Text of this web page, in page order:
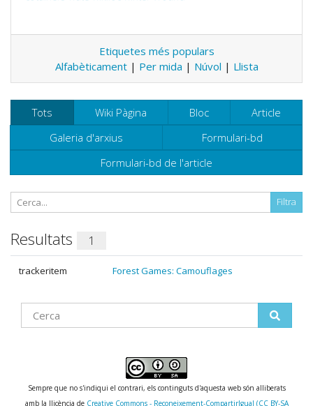
Etiquetes més populars
Alfabèticament| Per mida | Núvol | Llista
Tots Wiki Pàgina Bloc
Article
Galeria d'arxius
Formulari-bd
Formulari-bd de l'article
Resultats 1
trackeritem Forest Games: Camouflages
Find
Sempre que no s'indiqui el contrari, els continguts d'aquesta web són alliberats
amb la llicència de Creative Commons - Reconeixement-CompartirIgual (CC BY-SA